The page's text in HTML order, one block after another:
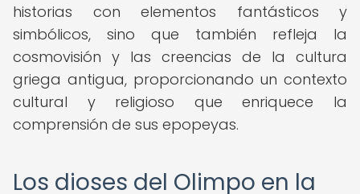
historias con elementos fantásticos y
simbólicos, sino que también refleja la
cosmovisión y las creencias de la cultura
griega antigua, proporcionando un contexto
cultural y religioso que enriquece la
comprensión de sus epopeyas.
Los dioses del Olimpo en la